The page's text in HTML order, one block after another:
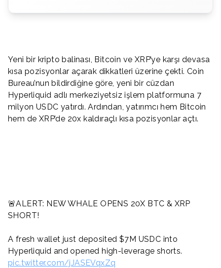
Yeni bir kripto balinası, Bitcoin ve XRP’ye karşı devasa
kısa pozisyonlar açarak dikkatleri üzerine çekti. Coin
Bureau’nun bildirdiğine göre, yeni bir cüzdan
Hyperliquid adlı merkeziyetsiz işlem platformuna 7
milyon USDC yatırdı. Ardından, yatırımcı hem Bitcoin
hem de XRP’de 20x kaldıraçlı kısa pozisyonlar açtı.
🚨ALERT: NEW WHALE OPENS 20X BTC & XRP
SHORT!
A fresh wallet just deposited $7M USDC into
Hyperliquid and opened high-leverage shorts.
pic.twitter.com/jJASEVqxZq